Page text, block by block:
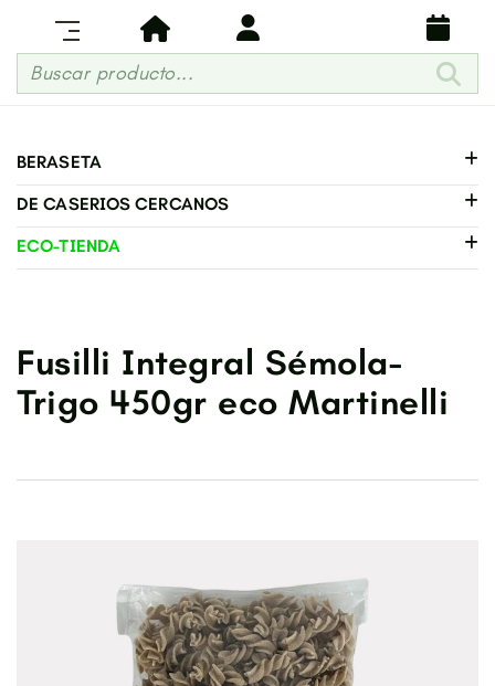
Buscar producto...
Fusilli Integral Sémola-
Trigo 450gr eco Martinelli
BERASETA
DE CASERIOS CERCANOS
ECO-TIENDA